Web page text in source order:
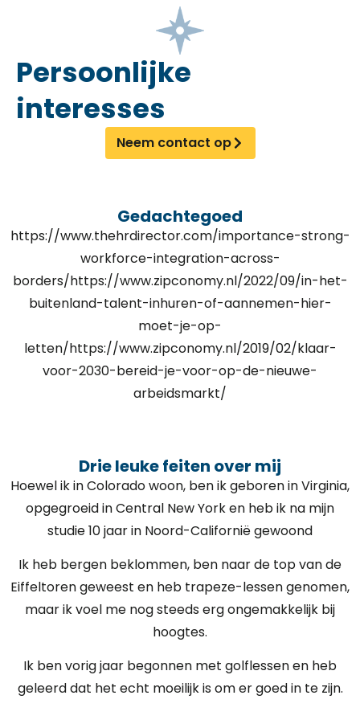
Persoonlijke
interesses
Neem contact op
Gedachtegoed
https://www.thehrdirector.com/importance-strong-
workforce-integration-across-
borders/https://www.zipconomy.nl/2022/09/in-het-
buitenland-talent-inhuren-of-aannemen-hier-
moet-je-op-
letten/https://www.zipconomy.nl/2019/02/klaar-
voor-2030-bereid-je-voor-op-de-nieuwe-
arbeidsmarkt/
Drie leuke feiten over mij
Hoewel ik in Colorado woon, ben ik geboren in Virginia,
opgegroeid in Central New York en heb ik na mijn
studie 10 jaar in Noord-Californië gewoond
Ik heb bergen beklommen, ben naar de top van de
Eiffeltoren geweest en heb trapeze-lessen genomen,
maar ik voel me nog steeds erg ongemakkelijk bij
hoogtes.
Ik ben vorig jaar begonnen met golflessen en heb
geleerd dat het echt moeilijk is om er goed in te zijn.